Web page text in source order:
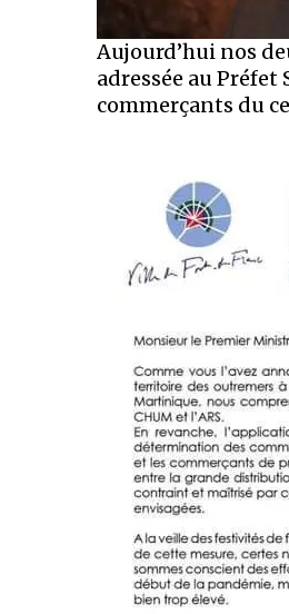
Aujourd’hui nos
adressée au
commerçants du